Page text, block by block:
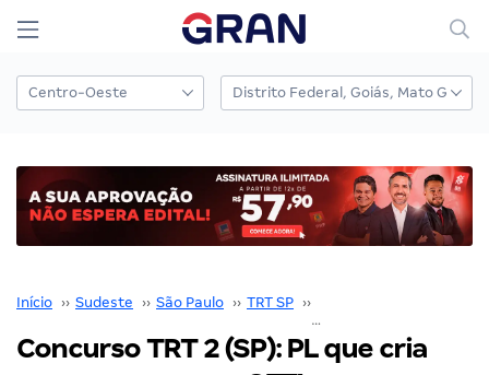
Início ›› Sudeste ›› São Paulo ›› TRT SP ››
Concurso TRT 2 (SP): PL que cria